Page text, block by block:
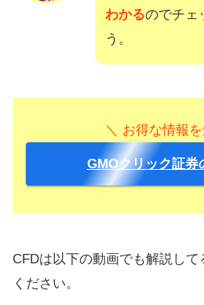
わかるのでチェ
う。
＼ お得な情報
GMOクリック証券
CFDは以下の動画でも解説し
ください。